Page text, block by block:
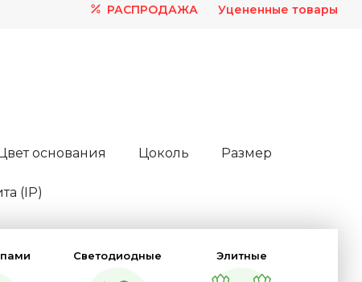
РАСПРОДАЖА Уцененные товары
основания Цоколь Размер
(IP)
Светодиодные Элитные